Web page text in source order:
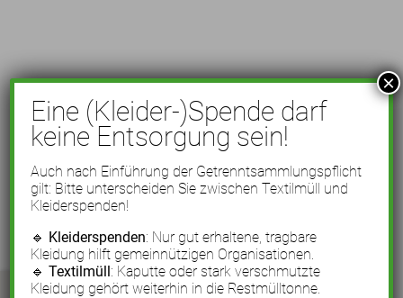
Eine (Kleider-)Spende darf
keine Entsorgung sein!
Auch nach Einführung der Getrenntsammlungspflicht
gilt: Bitte unterscheiden Sie zwischen Textilmüll und
Kleiderspenden!
🔹 Kleiderspenden: Nur gut erhaltene, tragbare
Kleidung hilft gemeinnützigen Organisationen.
🔹Textilmüll: Kaputte oder stark verschmutzte
Kleidung gehört weiterhin in die Restmülltonne.
×